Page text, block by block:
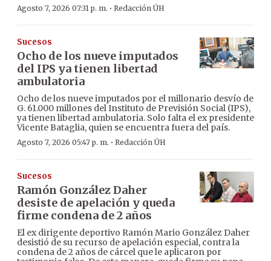
Agosto 7, 2026 07:31 p. m. · Redacción ÚH
Sucesos
Ocho de los nueve imputados
del IPS ya tienen libertad
ambulatoria
Ocho de los nueve imputados por el millonario desvío de
G. 61.000 millones del Instituto de Previsión Social (IPS),
ya tienen libertad ambulatoria. Solo falta el ex presidente
Vicente Bataglia, quien se encuentra fuera del país.
Agosto 7, 2026 05:47 p. m. · Redacción ÚH
Sucesos
Ramón González Daher
desiste de apelación y queda
firme condena de 2 años
El ex dirigente deportivo Ramón Mario González Daher
desistió de su recurso de apelación especial, contra la
condena de 2 años de cárcel que le aplicaron por